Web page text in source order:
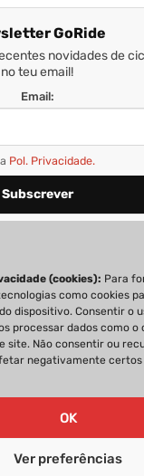
(cookies): Para
como cookies
dispositivo. Consentir o
processar dados como o
site. Não consentir ou
negativamente
OK
Ver preferências
GoRide
novidades de
no teu email!
Email:
Pol. Privacidade.
TÉCNICA